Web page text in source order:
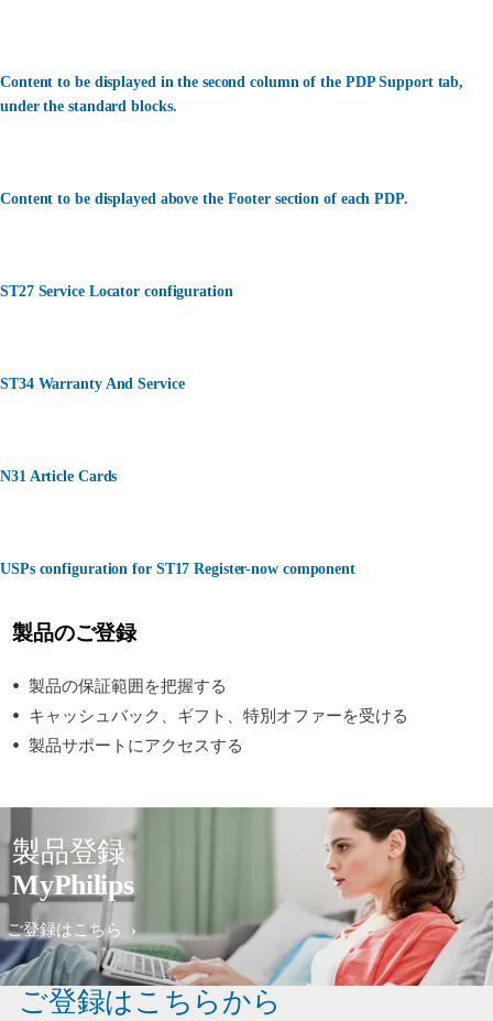
Content to be displayed in the second column of the PDP Support tab,
under the standard blocks.
Content to be displayed above the Footer section of each PDP.
ST27 Service Locator configuration
ST34 Warranty And Service
N31 Article Cards
USPs configuration for ST17 Register-now component
製品のご登録
製品の保証範囲を把握する
キャッシュバック、ギフト、特別オファーを受ける
製品サポートにアクセスする
製品登録
MyPhilips
ご登録はこちら
ご登録はこちらから